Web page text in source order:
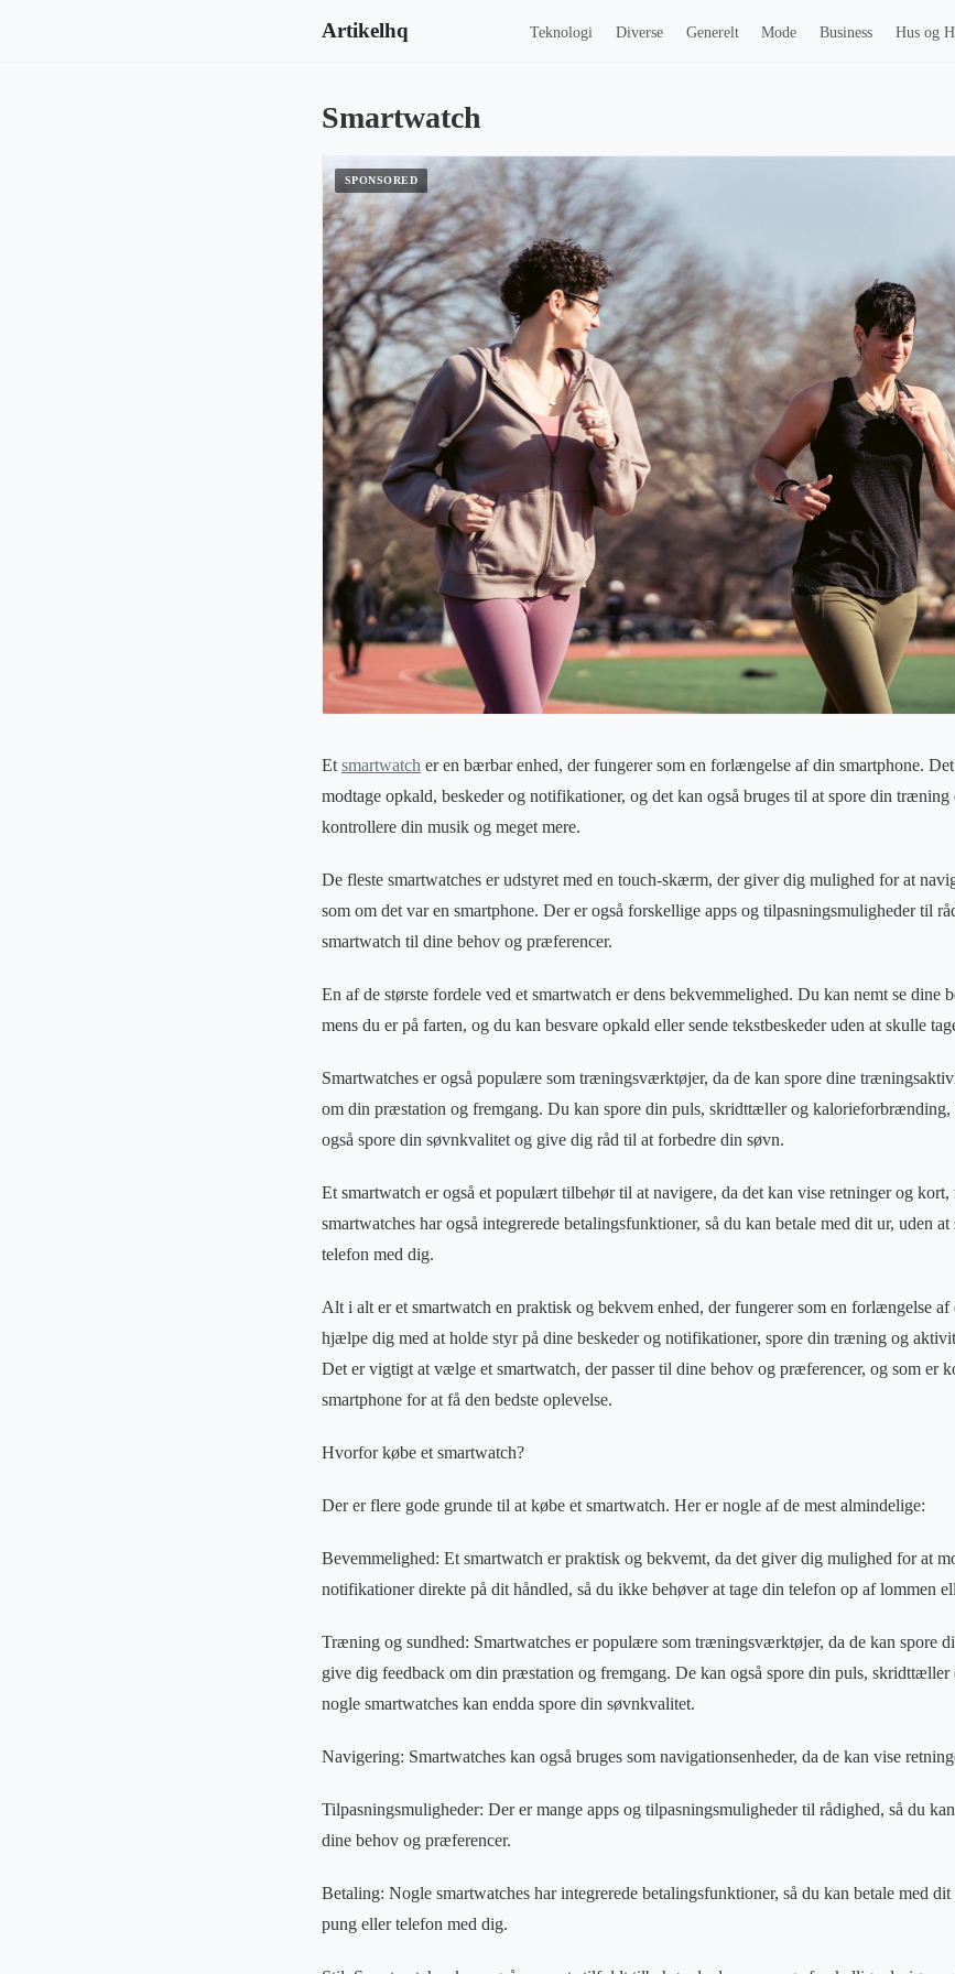
Artikelhq Teknologi Diverse Generelt Mode Business Hus og
Smartwatch
Et smartwatch er en bærbar enhed, der fungerer som en forlængelse af din smartphone.
modtage opkald, beskeder og notifikationer, og det kan også bruges til at spore din
kontrollere din musik og meget mere.
De fleste smartwatches er udstyret med en touch-skærm, der giver dig mulighed for at
som om det var en smartphone. Der er også forskellige apps og tilpasningsmuligheder til
smartwatch til dine behov og præferencer.
En af de største fordele ved et smartwatch er dens bekvemmelighed. Du kan nemt se dine
mens du er på farten, og du kan besvare opkald eller sende tekstbeskeder uden at skulle
Smartwatches er også populære som træningsværktøjer, da de kan spore dine
om din præstation og fremgang. Du kan spore din puls, skridttæller og kalorieforbrænding,
også spore din søvnkvalitet og give dig råd til at forbedre din søvn.
Et smartwatch er også et populært tilbehør til at navigere, da det kan vise retninger og
smartwatches har også integrerede betalingsfunktioner, så du kan betale med dit ur, uden
telefon med dig.
Alt i alt er et smartwatch en praktisk og bekvem enhed, der fungerer som en forlængelse
hjælpe dig med at holde styr på dine beskeder og notifikationer, spore din træning og
Det er vigtigt at vælge et smartwatch, der passer til dine behov og præferencer, og som er
smartphone for at få den bedste oplevelse.
Hvorfor købe et smartwatch?
Der er flere gode grunde til at købe et smartwatch. Her er nogle af de mest almindelige:
Bevemmelighed: Et smartwatch er praktisk og bekvemt, da det giver dig mulighed for at
notifikationer direkte på dit håndled, så du ikke behøver at tage din telefon op af lommen
Træning og sundhed: Smartwatches er populære som træningsværktøjer, da de kan spore
give dig feedback om din præstation og fremgang. De kan også spore din puls,
nogle smartwatches kan endda spore din søvnkvalitet.
Navigering: Smartwatches kan også bruges som navigationsenheder, da de kan vise
Tilpasningsmuligheder: Der er mange apps og tilpasningsmuligheder til rådighed, så du
dine behov og præferencer.
Betaling: Nogle smartwatches har integrerede betalingsfunktioner, så du kan betale med
pung eller telefon med dig.